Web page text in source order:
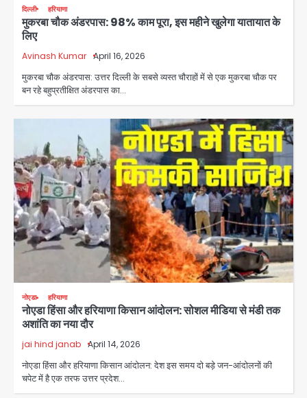
दिल्ली हरियाणा
मुकरबा चौक अंडरपास: 98% काम पूरा, इस महीने खुलेगा यातायात के
लिए
Avinash Kumar April 16, 2026
मुकरबा चौक अंडरपास: उत्तर दिल्ली के सबसे व्यस्त चौराहों में से एक मुकरबा चौक पर
बन रहे बहुप्रतीक्षित अंडरपास का…
नोएडा हरियाणा
नोएडा हिंसा और हरियाणा किसान आंदोलन: सोशल मीडिया से मंडी तक
अशांति का नया दौर
jai hind janab April 14, 2026
नोएडा हिंसा और हरियाणा किसान आंदोलन: देश इस समय दो बड़े जन-आंदोलनों की
चपेट में है एक तरफ उत्तर प्रदेश…